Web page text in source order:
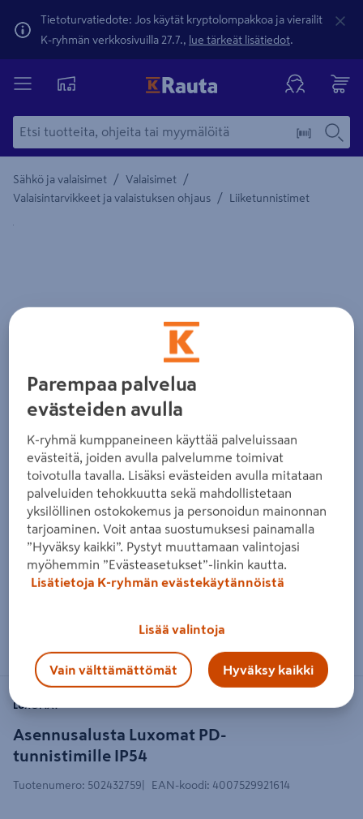
Tietoturvatiedote: Jos käytät kryptolompakkoa ja vierailit
K-ryhmän verkkosivuilla 27.7., lue tärkeät lisätiedot.
Sähkö ja valaisimet / Valaisimet /
Valaisintarvikkeet ja valaistuksen ohjaus / Liiketunnistimet
Yksityiskohtainen kuvaus löytyy Tuotteen kuvaus -
Zoomaa kuvaa sormilla kosketusnäytöllä
Asennusalusta Luxomat PD-
tunnistimille IP54
LUXOMAT
Tuotenumero: 502432759 EAN-koodi: 4007529921614
Parempaa palvelua
evästeiden avulla
K-ryhmä kumppaneineen käyttää palveluissaan
evästeitä, joiden avulla palvelumme toimivat
toivotulla tavalla. Lisäksi evästeiden avulla mitataan
palveluiden tehokkuutta sekä mahdollistetaan
yksilöllinen ostokokemus ja personoidun mainonnan
tarjoaminen. Voit antaa suostumuksesi painamalla
”Hyväksy kaikki”. Pystyt muuttamaan valintojasi
myöhemmin ”Evästeasetukset”-linkin kautta.
Lisätietoja K-ryhmän evästekäytännöistä
Lisää valintoja
Vain välttämättömät Hyväksy kaikki